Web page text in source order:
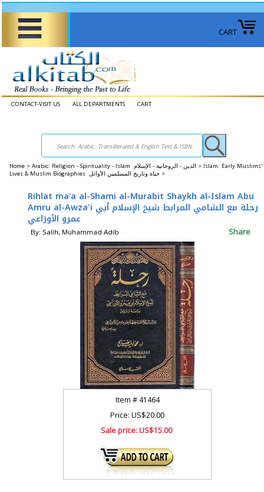
CART
CONTACT-VISIT US ALL DEPARTMENTS CART
Home > Arabic: Religion - Spirituality - Islam الدين - الروحانية - الإسلام > Islam: Early Muslims'
Lives & Muslim Biographies حياة وتاريخ المسلمين الأوائل >
Rihlat ma'a al-Shami al-Murabit Shaykh al-Islam Abu
Amru al-Awza'i رحلة مع الشامي المرابط شيخ الإسلام أبي
عمرو الأوزاعي
By: Salih, Muhammad Adib Share
Item #41464
Price: US$20.00
Sale price:US$15.00